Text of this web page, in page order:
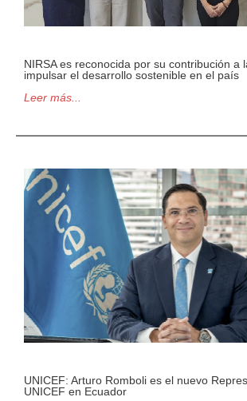
NIRSA es reconocida por su contribución a
impulsar el desarrollo sostenible en el país
Leer más...
UNICEF: Arturo Romboli es el nuevo
UNICEF en Ecuador